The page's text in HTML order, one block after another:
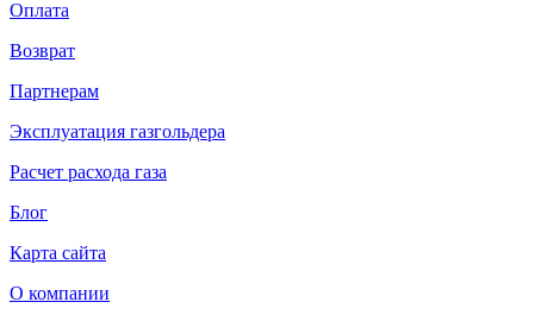
Оплата
Возврат
Партнерам
Эксплуатация газгольдера
Расчет расхода газа
Блог
Карта сайта
О компании